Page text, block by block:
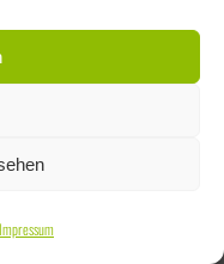
Impressum
nur
Parzellen kaufen,
letztes Jahr eine